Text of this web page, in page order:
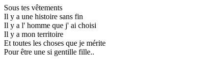
Sous tes vêtements
Il y a une histoire sans fin
Il y a l' homme que j' ai choisi
Il y a mon territoire
Et toutes les choses que je mérite
Pour être une si gentille fille..